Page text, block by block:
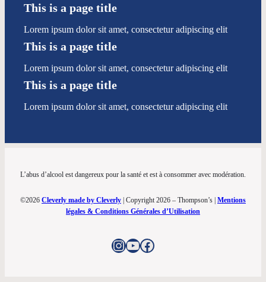
This is a page title
Lorem ipsum dolor sit amet, consectetur adipiscing elit
This is a page title
Lorem ipsum dolor sit amet, consectetur adipiscing elit
This is a page title
Lorem ipsum dolor sit amet, consectetur adipiscing elit
L’abus d’alcool est dangereux pour la santé et est à consommer avec modération.
©2026 Cleverly made by Cleverly | Copyright 2026 – Thompson’s | Mentions
légales & Conditions Générales d’Utilisation
Instagram
YouTube
Facebook